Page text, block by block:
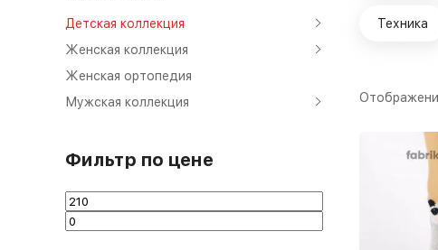
Детская коллекция
Женская коллекция
Женская ортопедия
Мужская коллекция
Фильтр по цене
Техника